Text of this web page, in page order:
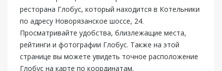
ресторана Глобус, который находится в Котельники
по адресу Новорязанское шоссе, 24.
Просматривайте удобства, близлежащие места,
рейтинги и фотографии Глобус. Также на этой
странице вы можете увидеть точное расположение
Глобус на карте по координатам.